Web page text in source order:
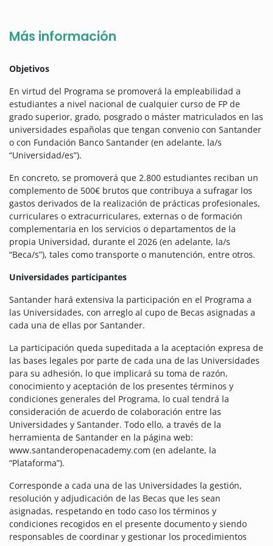
Más información
Objetivos
En virtud del Programa se promoverá la empleabilidad a
estudiantes a nivel nacional de cualquier curso de FP de
grado superior, grado, posgrado o máster matriculados en las
universidades españolas que tengan convenio con Santander
o con Fundación Banco Santander (en adelante, la/s
“Universidad/es”).
En concreto, se promoverá que 2.800 estudiantes reciban un
complemento de 500€ brutos que contribuya a sufragar los
gastos derivados de la realización de prácticas profesionales,
curriculares o extracurriculares, externas o de formación
complementaria en los servicios o departamentos de la
propia Universidad, durante el 2026 (en adelante, la/s
“Beca/s”), tales como transporte o manutención, entre otros.
Universidades participantes
Santander hará extensiva la participación en el Programa a
las Universidades, con arreglo al cupo de Becas asignadas a
cada una de ellas por Santander.
La participación queda supeditada a la aceptación expresa de
las bases legales por parte de cada una de las Universidades
para su adhesión, lo que implicará su toma de razón,
conocimiento y aceptación de los presentes términos y
condiciones generales del Programa, lo cual tendrá la
consideración de acuerdo de colaboración entre las
Universidades y Santander. Todo ello, a través de la
herramienta de Santander en la página web:
www.santanderopenacademy.com (en adelante, la
“Plataforma”).
Corresponde a cada una de las Universidades la gestión,
resolución y adjudicación de las Becas que les sean
asignadas, respetando en todo caso los términos y
condiciones recogidos en el presente documento y siendo
responsables de coordinar y gestionar los procedimientos